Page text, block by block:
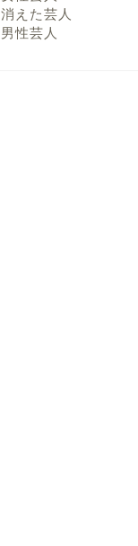
消えた芸人
男性芸人